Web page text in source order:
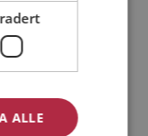
ALLE